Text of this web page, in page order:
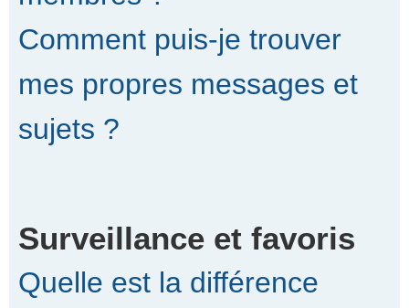
Comment puis-je trouver
mes propres messages et
sujets ?
Surveillance et favoris
Quelle est la différence